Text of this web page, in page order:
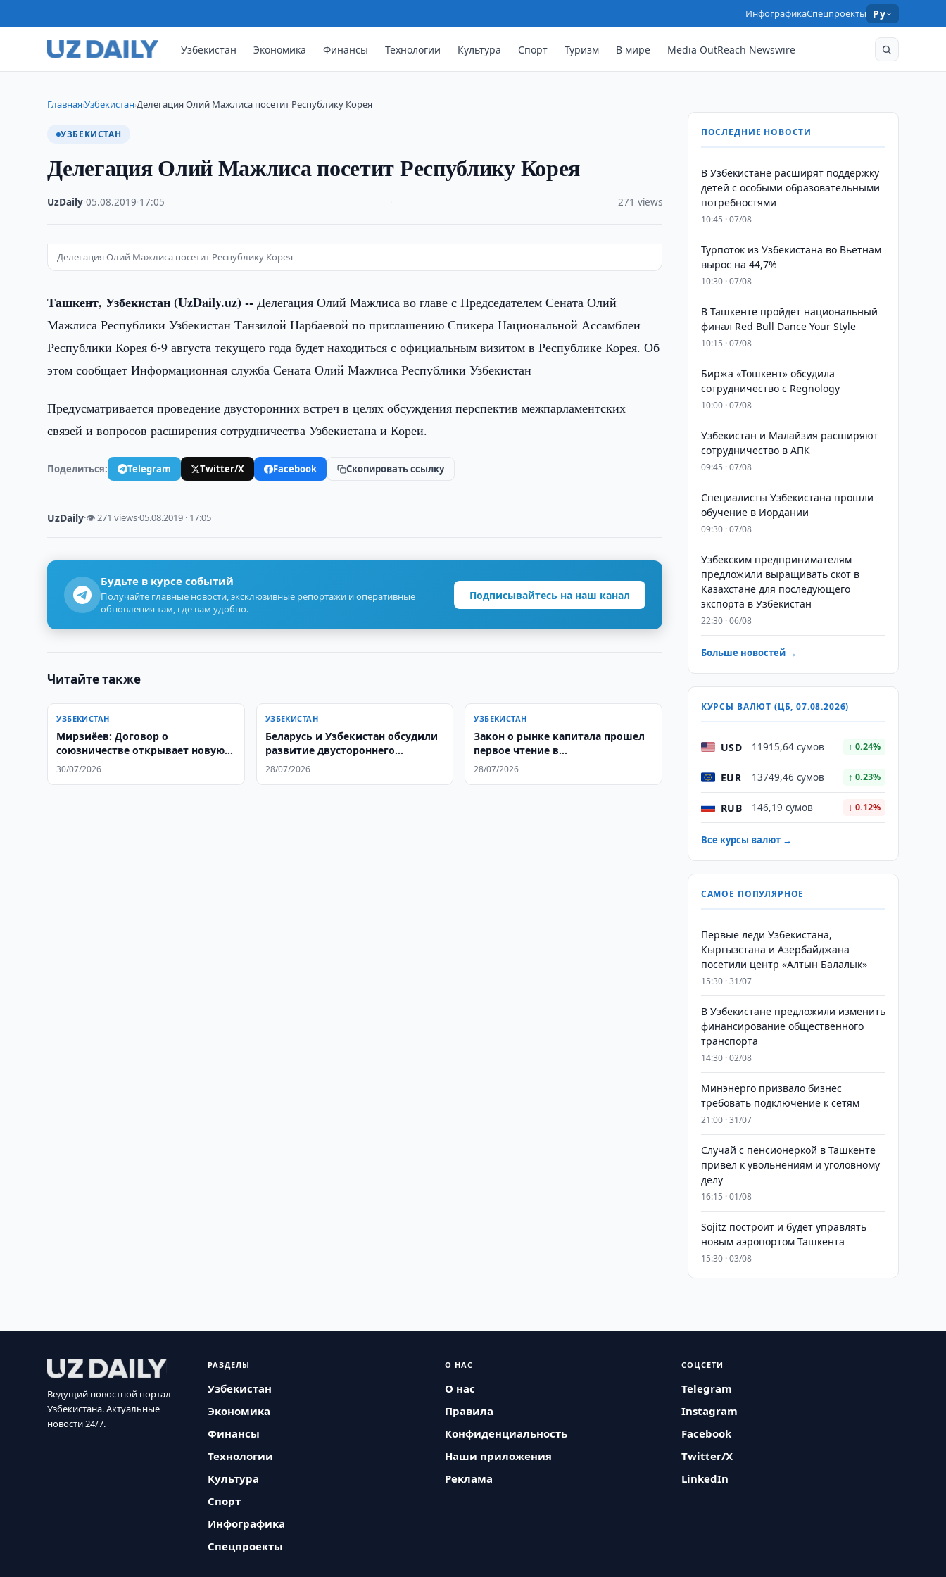
ИнфографикаСпецпроекты Ру
Узбекистан Экономика Финансы Технологии Культура Спорт Туризм В мире Media OutReach Newswire
Главная›Узбекистан›Делегация Олий Мажлиса посетит Республику Корея
УЗБЕКИСТАН
Делегация Олий Мажлиса посетит Республику Корея
UzDaily ·05.08.2019 17:05 271 views
Делегация Олий Мажлиса посетит Республику Корея
Ташкент, Узбекистан (UzDaily.uz) --Делегация Олий Мажлиса во главе с Председателем Сената Олий
Мажлиса Республики Узбекистан Танзилой Нарбаевой по приглашению Спикера Национальной Ассамблеи
Республики Корея 6-9 августа текущего года будет находиться с официальным визитом в Республике Корея. Об
этом сообщает Информационная служба Сената Олий Мажлиса Республики Узбекистан
Предусматривается проведение двусторонних встреч в целях обсуждения перспектив межпарламентских
связей и вопросов расширения сотрудничества Узбекистана и Кореи.
Поделиться: Telegram Twitter/X Facebook Скопировать ссылку
UzDaily·👁 271 views·05.08.2019 · 17:05
Будьте в курсе событий
Получайте главные новости, эксклюзивные репортажи и оперативные
обновления там, где вам удобно.
Подписывайтесь на наш канал
Читайте также
УЗБЕКИСТАН
Мирзиёев: Договор о
союзничестве открывает новую
главу в отношениях с
30/07/2026
УЗБЕКИСТАН
Беларусь и Узбекистан обсудили
развитие двустороннего
сотрудничества
28/07/2026
УЗБЕКИСТАН
Закон о рынке капитала прошел
первое чтение в
Законодательной палате
28/07/2026
ПОСЛЕДНИЕ НОВОСТИ
В Узбекистане расширят поддержку
детей с особыми образовательными
потребностями
10:45 · 07/08
Турпоток из Узбекистана во Вьетнам
вырос на 44,7%
10:30 · 07/08
В Ташкенте пройдет национальный
финал Red Bull Dance Your Style
10:15 · 07/08
Биржа «Тошкент» обсудила
сотрудничество с Regnology
10:00 · 07/08
Узбекистан и Малайзия расширяют
сотрудничество в АПК
09:45 · 07/08
Специалисты Узбекистана прошли
обучение в Иордании
09:30 · 07/08
Узбекским предпринимателям
предложили выращивать скот в
Казахстане для последующего
экспорта в Узбекистан
22:30 · 06/08
Больше новостей →
КУРСЫ ВАЛЮТ (ЦБ, 07.08.2026)
USD 11915,64 сумов ↑ 0.24%
EUR 13749,46 сумов ↑ 0.23%
RUB 146,19 сумов ↓ 0.12%
Все курсы валют →
САМОЕ ПОПУЛЯРНОЕ
Первые леди Узбекистана,
Кыргызстана и Азербайджана
посетили центр «Алтын Балалык»
15:30 · 31/07
В Узбекистане предложили изменить
финансирование общественного
транспорта
14:30 · 02/08
Минэнерго призвало бизнес
требовать подключение к сетям
21:00 · 31/07
Случай с пенсионеркой в Ташкенте
привел к увольнениям и уголовному
делу
16:15 · 01/08
Sojitz построит и будет управлять
новым аэропортом Ташкента
15:30 · 03/08
Ведущий новостной портал
Узбекистана. Актуальные
новости 24/7.
РАЗДЕЛЫ
Узбекистан
Экономика
Финансы
Технологии
Культура
Спорт
Инфографика
Спецпроекты
О НАС
О нас
Правила
Конфиденциальность
Наши приложения
Реклама
СОЦСЕТИ
Telegram
Instagram
Facebook
Twitter/X
LinkedIn